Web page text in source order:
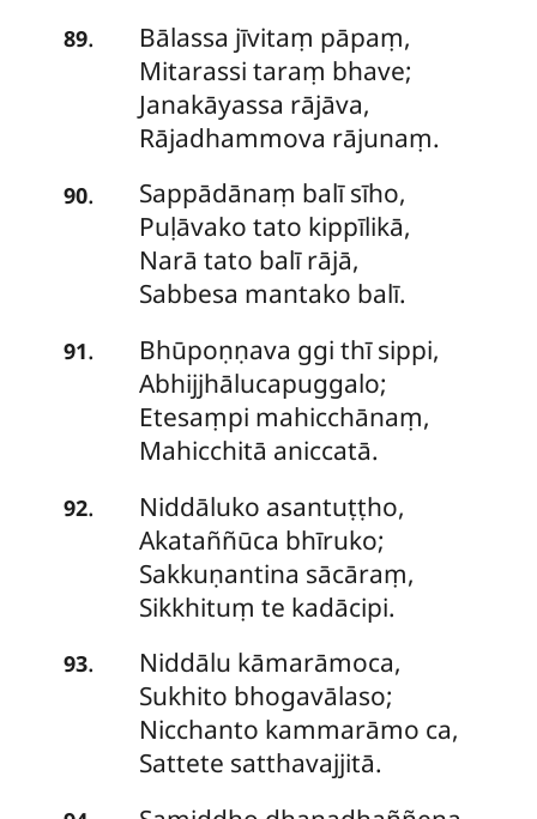
89.
Bālassa jīvitaṃ pāpaṃ,
Mitarassi taraṃ bhave;
Janakāyassa rājāva,
Rājadhammova rājunaṃ.
90.
Sappādānaṃ balī sīho,
Puḷāvako tato kippīlikā,
Narā tato balī rājā,
Sabbesa mantako balī.
91. Bhūpoṇṇava ggi thī sippi,
Abhijjhālucapuggalo;
Etesaṃpi mahicchānaṃ,
Mahicchitā aniccatā.
92.
Niddāluko asantuṭṭho,
Akataññūca bhīruko;
Sakkuṇantina sācāraṃ,
Sikkhituṃ te kadācipi.
93. Niddālu kāmarāmoca,
Sukhito bhogavālaso;
Nicchanto kammarāmo ca,
Sattete satthavajjitā.